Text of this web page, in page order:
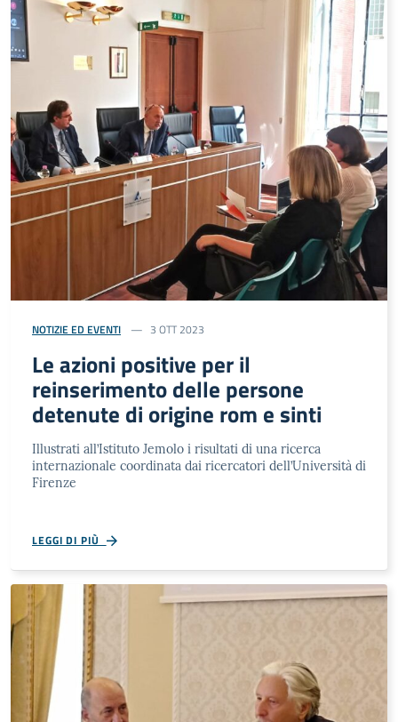
NOTIZIE ED EVENTI 3 OTT 2023
Le azioni positive per il
reinserimento delle persone
detenute di origine rom e sinti
Illustrati all’Istituto Jemolo i risultati di una ricerca
internazionale coordinata dai ricercatori dell’Università di
Firenze
LEGGI DI PIÙ